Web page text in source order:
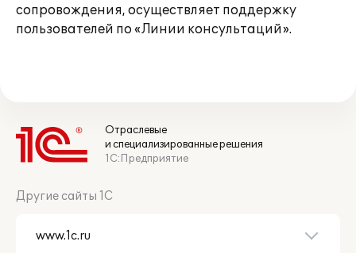
сопровождения, осуществляет поддержку
пользователей по «Линии консультаций».
Отраслевые
и специализированные решения
1С:Предприятие
Другие сайты 1С